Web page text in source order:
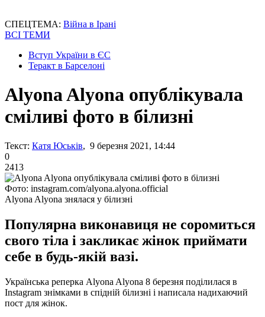
СПЕЦТЕМА: Війна в Ірані
ВСІ ТЕМИ
Вступ України в ЄС
Теракт в Барселоні
Alyona Alyona опублікувала
сміливі фото в білизні
Текст: Катя Юськів, 9 березня 2021, 14:44
0
2413
Фото: instagram.com/alyona.alyona.official
Alyona Alyona знялася у білизні
Популярна виконавиця не соромиться
свого тіла і закликає жінок приймати
себе в будь-якій вазі.
Українська реперка Alyona Alyona 8 березня поділилася в
Instagram знімками в спідній білизні і написала надихаючий
пост для жінок.